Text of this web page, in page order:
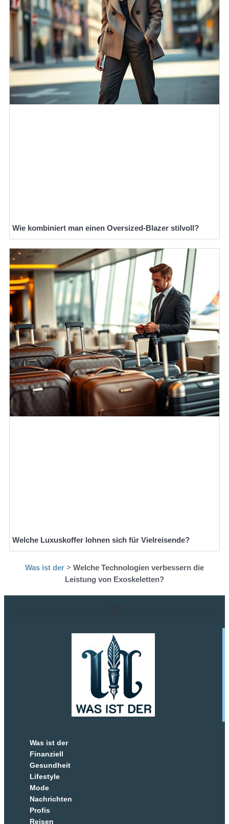
Wie kombiniert man einen Oversized-Blazer stilvoll?
Welche Luxuskoffer lohnen sich für Vielreisende?
Was ist der > Welche Technologien verbessern die
Leistung von Exoskeletten?
Was ist der
Finanziell
Gesundheit
Lifestyle
Mode
Nachrichten
Profis
Reisen